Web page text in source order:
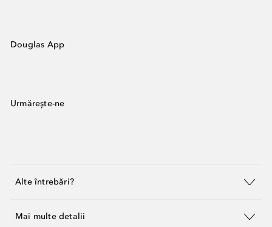
Douglas App
Urmărește-ne
Alte întrebări?
Mai multe detalii